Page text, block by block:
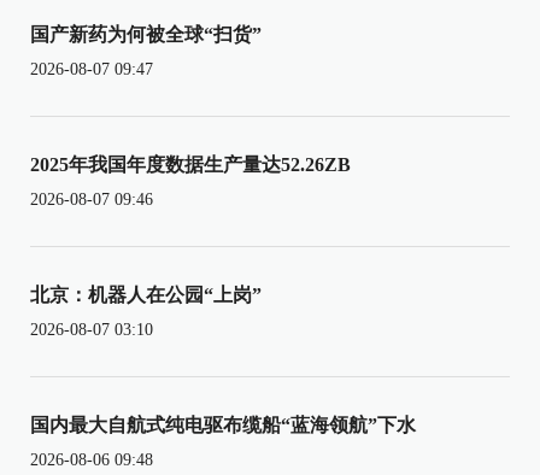
国产新药为何被全球“扫货”
2026-08-07 09:47
2025年我国年度数据生产量达52.26ZB
2026-08-07 09:46
北京：机器人在公园“上岗”
2026-08-07 03:10
国内最大自航式纯电驱布缆船“蓝海领航”下水
2026-08-06 09:48